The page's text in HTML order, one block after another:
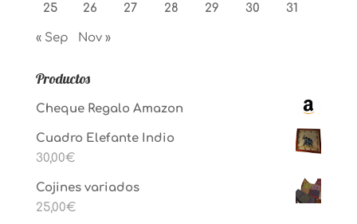
25 26 27 28 29 30 31
« Sep Nov »
Productos
Cheque Regalo Amazon
Cuadro Elefante Indio
30,00€
Cojines variados
25,00€